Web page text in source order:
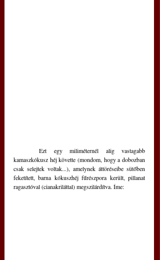
	Ezt egy miliméternél alig vastagabb
kamaszkókusz héj követte (mondom, hogy a dobozban
csak selejtek voltak...), amelynek áttöréseibe sütőben
feketített, barna kókuszhéj fűrészpora került, pillanat
ragasztóval (cianakriláttal) megszilárdítva. Íme: